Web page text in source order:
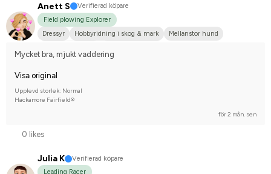
Anett S
Verifierad köpare
Field plowing Explorer
Dressyr
Hobbyridning i skog & mark
Mellanstor hund
Mycket bra, mjukt vaddering
Visa original
Upplevd storlek: Normal
Hackamore Fairfield®
för 2 mån. sen
0 likes
Julia K
Verifierad köpare
Leading Racer